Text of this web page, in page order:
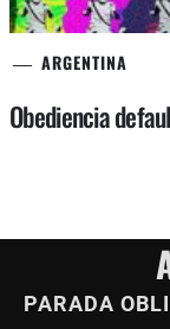
ARGENTINA
Obediencia
PARADA